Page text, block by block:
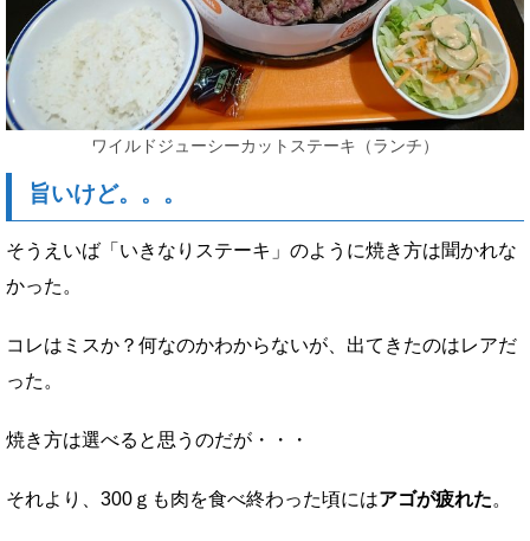
ワイルドジューシーカットステーキ（ランチ）
旨いけど。。。
そうえいば「いきなりステーキ」のように焼き方は聞かれな
かった。
コレはミスか？何なのかわからないが、出てきたのはレアだ
った。
焼き方は選べると思うのだが・・・
それより、300ｇも肉を食べ終わった頃にはアゴが疲れた。